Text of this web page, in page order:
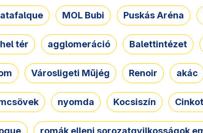
MOL Bubi Puskás Aréna
tér agglomeráció Balettintézet
Városligeti Műjég Renoir akác
nyomda Kocsiszín
romák elleni sorozatgyilkosságok